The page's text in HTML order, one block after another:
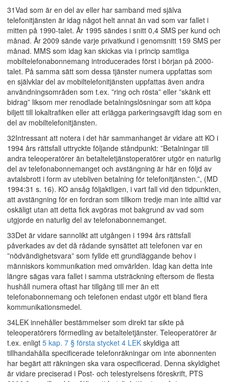
31Vad som är en del av eller har samband med själva
telefonitjänsten är idag något helt annat än vad som var fallet i
mitten på 1990-talet. År 1995 sändes i snitt 0,4 SMS per kund och
månad. År 2009 sände varje privatkund i genomsnitt 159 SMS per
månad. MMS som idag kan skickas via i princip samtliga
mobiltelefonabonnemang introducerades först i början på 2000-
talet. På samma sätt som dessa tjänster numera uppfattas som
en självklar del av mobiltelefonitjänsten uppfattas även andra
användningsområden som t.ex. ”ring och rösta” eller ”skänk ett
bidrag” liksom mer renodlade betalningslösningar som att köpa
biljett till lokaltrafiken eller att erlägga parkeringsavgift idag som en
del av mobiltelefonitjänsten.
32Intressant att notera i det här sammanhanget är vidare att KO i
1994 års rättsfall uttryckte följande ståndpunkt: ”Betalningar till
andra teleoperatörer än betalteletjänstoperatörer utgör en naturlig
del av telefonabonnemanget och avstängning är här en följd av
avtalsbrott i form av utebliven betalning för telefonitjänsten.”, (MD
1994:31 s. 16). KO ansåg följaktligen, i vart fall vid den tidpunkten,
att avstängning för en fordran som tillkom tredje man inte alltid var
oskäligt utan att detta fick avgöras mot bakgrund av vad som
utgjorde en naturlig del av telefonabonnemanget.
33Det är vidare sannolikt att utgången i 1994 års rättsfall
påverkades av det då rådande synsättet att telefonen var en
”nödvändighetsvara” som fyllde ett grundläggande behov i
människors kommunikation med omvärlden. Idag kan detta inte
längre sägas vara fallet i samma utsträckning eftersom de flesta
hushåll numera oftast har tillgång till mer än ett
telefonabonnemang och telefonen endast utgör ett bland flera
kommunikationsmedel.
34LEK innehåller bestämmelser som direkt tar sikte på
teleoperatörers förmedling av betalteletjänster. Teleoperatörer är
t.ex. enligt 5 kap. 7 § första stycket 4 LEK skyldiga att
tillhandahålla specificerade telefonräkningar om inte abonnenten
har begärt att räkningen ska vara ospecificerad. Denna skyldighet
är vidare preciserad i Post- och telestyrelsens föreskrift, PTS